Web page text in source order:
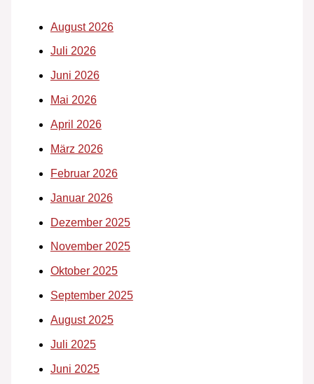
August 2026
Juli 2026
Juni 2026
Mai 2026
April 2026
März 2026
Februar 2026
Januar 2026
Dezember 2025
November 2025
Oktober 2025
September 2025
August 2025
Juli 2025
Juni 2025